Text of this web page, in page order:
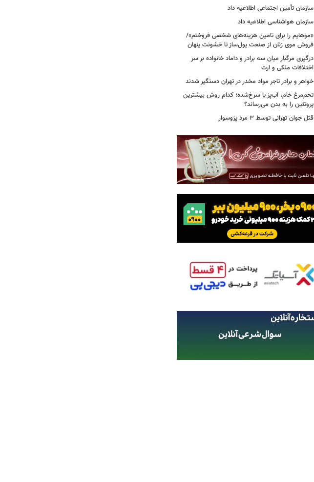
سازمان تأمین اجتماعی اطلاعیه داد
سازمان هواشناسی اطلاعیه داد
«موهایم را برای تامین هزینه‌های شخصی فروختم»/
فروش موی زنان از صنعت پول‌ساز تا خشونت پنهان
درگیری مرگبار میان سه برادر و داماد خانواده بر سر
اختلافات ملکی و ارث
خواهر و برادر تاجر مواد مخدر در تهران دستگیر شدند
تخم‌مرغ خام، آب‌پز یا سرخ‌شده؛ کدام روش بیشترین
پروتئین را به بدن می‌رساند؟
قتل جوان تهرانی توسط ۳ مرد پژوسوار